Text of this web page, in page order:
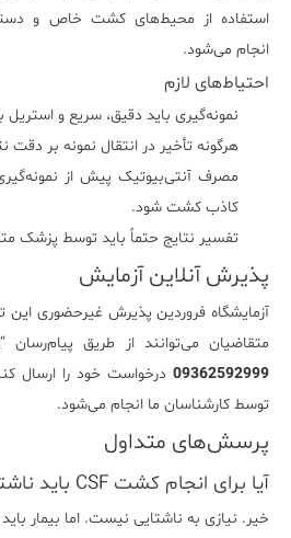
استفاده از محیط‌های کشت خاص و
انجام می‌شود.
احتیاط‌های لازم
نمونه‌گیری باید دقیق، سریع و استریل
هرگونه تأخیر در انتقال نمونه بر دقت
مصرف آنتی‌بیوتیک پیش از
کاذب کشت شود.
تفسیر نتایج حتماً باید توسط پزشک
پذیرش آنلاین آزمایش
آزمایشگاه فروردین پذیرش غیرحضوری
متقاضیان می‌توانند از طریق پیام‌رسان
09362592999 درخواست خود را ارسال
توسط کارشناسان ما انجام می‌شود.
پرسش‌های متداول
آیا برای انجام کشت CSF باید ناشتا بود؟
خیر. نیازی به ناشتایی نیست. اما بیمار